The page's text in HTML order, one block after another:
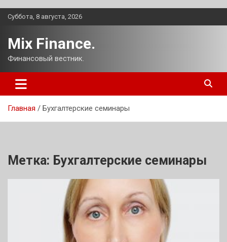
Перейти
Суббота, 8 августа, 2026
Mix Finance.
Финансовый вестник.
Главная Бухгалтерские семинары
Метка: Бухгалтерские семинары